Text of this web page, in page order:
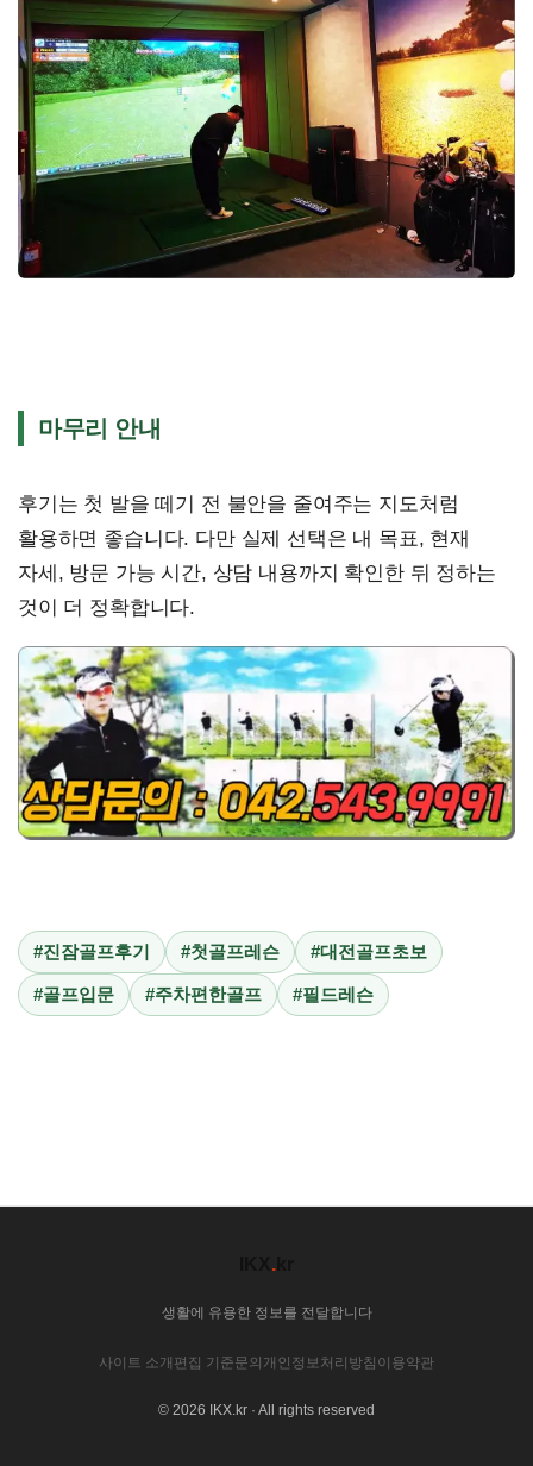
마무리 안내
후기는 첫 발을 떼기 전 불안을 줄여주는 지도처럼
활용하면 좋습니다. 다만 실제 선택은 내 목표, 현재
자세, 방문 가능 시간, 상담 내용까지 확인한 뒤 정하는
것이 더 정확합니다.
#진잠골프후기 #첫골프레슨 #대전골프초보
#골프입문 #주차편한골프 #필드레슨
.
생활에 유용한 정보를 전달합니다
사이트 소개 편집 기준문의 개인정보처리방침 이용약관
© 2026 IKX.kr · All rights reserved